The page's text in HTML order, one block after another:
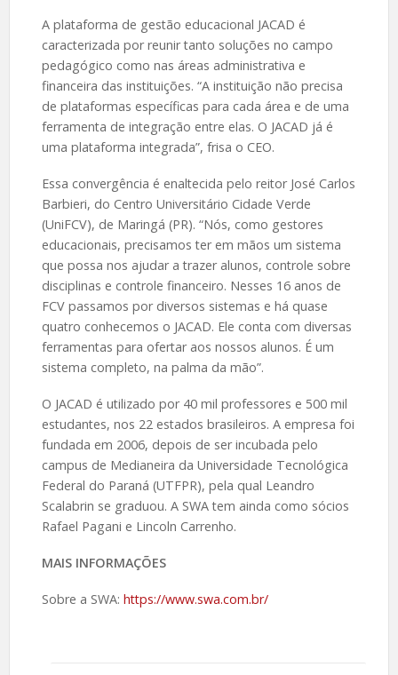
A plataforma de gestão educacional JACAD é
caracterizada por reunir tanto soluções no campo
pedagógico como nas áreas administrativa e
financeira das instituições. “A instituição não precisa
de plataformas específicas para cada área e de uma
ferramenta de integração entre elas. O JACAD já é
uma plataforma integrada”, frisa o CEO.
Essa convergência é enaltecida pelo reitor José Carlos
Barbieri, do Centro Universitário Cidade Verde
(UniFCV), de Maringá (PR). “Nós, como gestores
educacionais, precisamos ter em mãos um sistema
que possa nos ajudar a trazer alunos, controle sobre
disciplinas e controle financeiro. Nesses 16 anos de
FCV passamos por diversos sistemas e há quase
quatro conhecemos o JACAD. Ele conta com diversas
ferramentas para ofertar aos nossos alunos. É um
sistema completo, na palma da mão”.
O JACAD é utilizado por 40 mil professores e 500 mil
estudantes, nos 22 estados brasileiros. A empresa foi
fundada em 2006, depois de ser incubada pelo
campus de Medianeira da Universidade Tecnológica
Federal do Paraná (UTFPR), pela qual Leandro
Scalabrin se graduou. A SWA tem ainda como sócios
Rafael Pagani e Lincoln Carrenho.
MAIS INFORMAÇÕES
Sobre a SWA: https://www.swa.com.br/